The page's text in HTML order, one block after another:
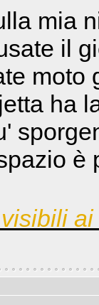
mia
il
moto
ha
è